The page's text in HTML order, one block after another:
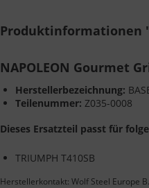
Produktinformationen
NAPOLEON Gourmet
Herstellerbezeichnung:
Teilenummer: Z035-0008
Dieses Ersatzteil passt für
TRIUMPH T410SB
Herstellerkontakt: Wolf Steel Europe